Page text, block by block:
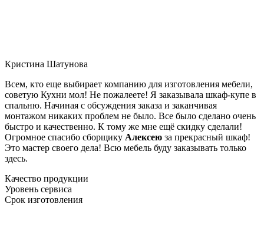
Кристина Шатунова
Всем, кто еще выбирает компанию для изготовления мебели,
советую Кухни мол! Не пожалеете! Я заказывала шкаф-купе в
спальню. Начиная с обсуждения заказа и заканчивая
монтажом никаких проблем не было. Все было сделано очень
быстро и качественно. К тому же мне ещё скидку сделали!
Огромное спасибо сборщику Алексею за прекрасный шкаф!
Это мастер своего дела! Всю мебель буду заказывать только
здесь.
Качество продукции
Уровень сервиса
Срок изготовления